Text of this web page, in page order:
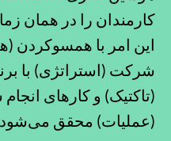
کارمندان را در همان
این امر با همسوکردن
شرکت (استراتژی) با
(تاکتیک) و کارهای
(عملیات) محقق